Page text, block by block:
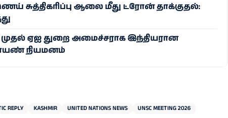
சுத்திகரிப்பு ஆலை மீது ட்ரோன் தாக்குதல்:
முதல் ஏஐ துறை அமைச்சராக இந்தியரான
நியமனம்
REPLY KASHMIR UNITED NATIONS NEWS UNSC MEETING 2026